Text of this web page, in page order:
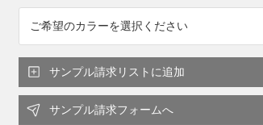
サンプル請求リストに追加
サンプル請求フォームへ